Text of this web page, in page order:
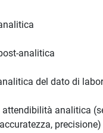
analitica
del dato di
attendibilità analitica
precisione)